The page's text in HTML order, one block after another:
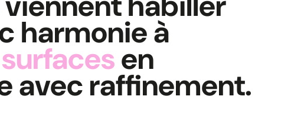
harmonie à
en
avec raffinement.